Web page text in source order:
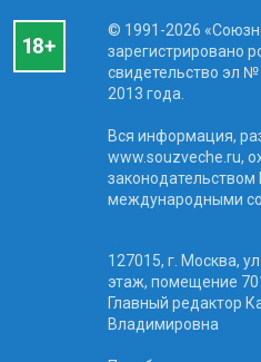
© 1991-2026
зарегистрировано
свидетельство эл
2013 года.
Вся информация,
www.souzveche.ru,
международными
127015, г. Москва,
этаж, помещение
Главный редактор
Владимировна